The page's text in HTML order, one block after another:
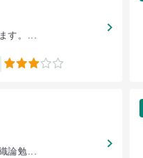
す。...
3
論勉...